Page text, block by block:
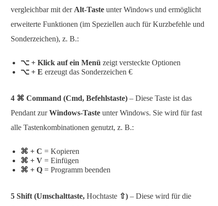
vergleichbar mit der Alt-Taste unter Windows und ermöglicht
erweiterte Funktionen (im Speziellen auch für Kurzbefehle und
Sonderzeichen), z. B.:
⌥ + Klick auf ein Menü zeigt versteckte Optionen
⌥ + E erzeugt das Sonderzeichen €
4 ⌘ Command (Cmd, Befehlstaste) – Diese Taste ist das
Pendant zurWindows-Taste unter Windows. Sie wird für fast
alle Tastenkombinationen genutzt, z. B.:
⌘ + C = Kopieren
⌘ + V = Einfügen
⌘ + Q = Programm beenden
5 Shift (Umschalttaste, Hochtaste ⇧) – Diese wird für die